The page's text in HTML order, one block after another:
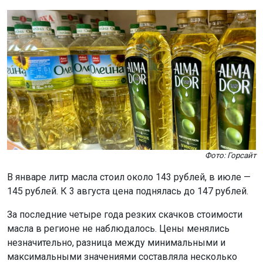
Фото: Горсайт
В январе литр масла стоил около 143 рублей, в июле —
145 рублей. К 3 августа цена поднялась до 147 рублей.
За последние четыре года резких скачков стоимости
масла в регионе не наблюдалось. Цены менялись
незначительно, разница между минимальными и
максимальными значениями составляла несколько